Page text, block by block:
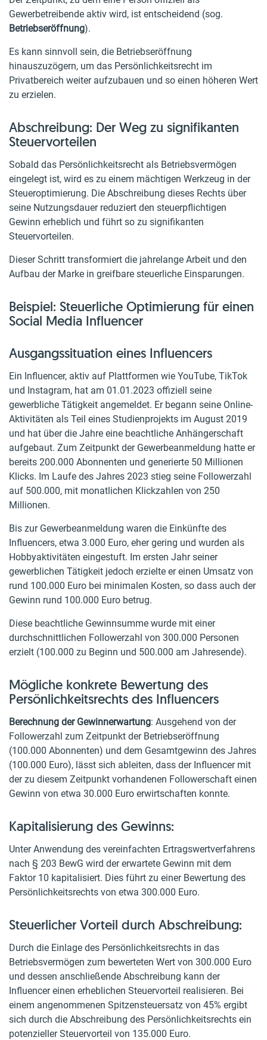
Gewerbetreibende aktiv wird, ist entscheidend (sog.
Betriebseröffnung).
Es kann sinnvoll sein, die Betriebseröffnung
hinauszuzögern, um das Persönlichkeitsrecht im
Privatbereich weiter aufzubauen und so einen höheren Wert
zu erzielen.
Abschreibung: Der Weg zu signifikanten
Steuervorteilen
Sobald das Persönlichkeitsrecht als Betriebsvermögen
eingelegt ist, wird es zu einem mächtigen Werkzeug in der
Steueroptimierung. Die Abschreibung dieses Rechts über
seine Nutzungsdauer reduziert den steuerpflichtigen
Gewinn erheblich und führt so zu signifikanten
Steuervorteilen.
Dieser Schritt transformiert die jahrelange Arbeit und den
Aufbau der Marke in greifbare steuerliche Einsparungen.
Beispiel: Steuerliche Optimierung für einen
Social Media Influencer
Ausgangssituation eines Influencers
Ein Influencer, aktiv auf Plattformen wie YouTube, TikTok
und Instagram, hat am 01.01.2023 offiziell seine
gewerbliche Tätigkeit angemeldet. Er begann seine Online-
Aktivitäten als Teil eines Studienprojekts im August 2019
und hat über die Jahre eine beachtliche Anhängerschaft
aufgebaut. Zum Zeitpunkt der Gewerbeanmeldung hatte er
bereits 200.000 Abonnenten und generierte 50 Millionen
Klicks. Im Laufe des Jahres 2023 stieg seine Followerzahl
auf 500.000, mit monatlichen Klickzahlen von 250
Millionen.
Bis zur Gewerbeanmeldung waren die Einkünfte des
Influencers, etwa 3.000 Euro, eher gering und wurden als
Hobbyaktivitäten eingestuft. Im ersten Jahr seiner
gewerblichen Tätigkeit jedoch erzielte er einen Umsatz von
rund 100.000 Euro bei minimalen Kosten, so dass auch der
Gewinn rund 100.000 Euro betrug.
Diese beachtliche Gewinnsumme wurde mit einer
durchschnittlichen Followerzahl von 300.000 Personen
erzielt (100.000 zu Beginn und 500.000 am Jahresende).
Mögliche konkrete Bewertung des
Persönlichkeitsrechts des Influencers
Berechnung der Gewinnerwartung: Ausgehend von der
Followerzahl zum Zeitpunkt der Betriebseröffnung
(100.000 Abonnenten) und dem Gesamtgewinn des Jahres
(100.000 Euro), lässt sich ableiten, dass der Influencer mit
der zu diesem Zeitpunkt vorhandenen Followerschaft einen
Gewinn von etwa 30.000 Euro erwirtschaften konnte.
Kapitalisierung des Gewinns:
Unter Anwendung des vereinfachten Ertragswertverfahrens
nach § 203 BewG wird der erwartete Gewinn mit dem
Faktor 10 kapitalisiert. Dies führt zu einer Bewertung des
Persönlichkeitsrechts von etwa 300.000 Euro.
Steuerlicher Vorteil durch Abschreibung:
Durch die Einlage des Persönlichkeitsrechts in das
Betriebsvermögen zum bewerteten Wert von 300.000 Euro
und dessen anschließende Abschreibung kann der
Influencer einen erheblichen Steuervorteil realisieren. Bei
einem angenommenen Spitzensteuersatz von 45% ergibt
sich durch die Abschreibung des Persönlichkeitsrechts ein
potenzieller Steuervorteil von 135.000 Euro.